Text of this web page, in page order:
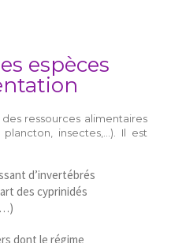
espèces
ressources alimentaires
insectes,…). Il est
d’invertébrés
des cyprinidés
dont le régime